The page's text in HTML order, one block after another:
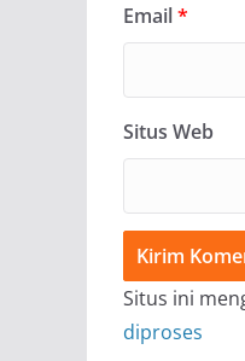
Email*
Situs Web
Situs ini
diproses